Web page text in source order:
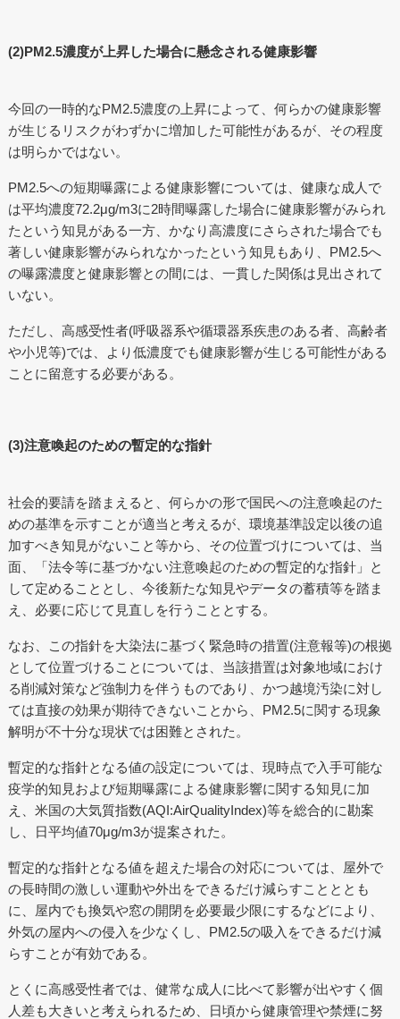
(2)PM2.5濃度が上昇した場合に懸念される健康影響
今回の一時的なPM2.5濃度の上昇によって、何らかの健康影響
が生じるリスクがわずかに増加した可能性があるが、その程度
は明らかではない。
PM2.5への短期曝露による健康影響については、健康な成人で
は平均濃度72.2μg/m3に2時間曝露した場合に健康影響がみられ
たという知見がある一方、かなり高濃度にさらされた場合でも
著しい健康影響がみられなかったという知見もあり、PM2.5へ
の曝露濃度と健康影響との間には、一貫した関係は見出されて
いない。
ただし、高感受性者(呼吸器系や循環器系疾患のある者、高齢者
や小児等)では、より低濃度でも健康影響が生じる可能性がある
ことに留意する必要がある。
(3)注意喚起のための暫定的な指針
社会的要請を踏まえると、何らかの形で国民への注意喚起のた
めの基準を示すことが適当と考えるが、環境基準設定以後の追
加すべき知見がないこと等から、その位置づけについては、当
面、「法令等に基づかない注意喚起のための暫定的な指針」と
して定めることとし、今後新たな知見やデータの蓄積等を踏ま
え、必要に応じて見直しを行うこととする。
なお、この指針を大染法に基づく緊急時の措置(注意報等)の根拠
として位置づけることについては、当該措置は対象地域におけ
る削減対策など強制力を伴うものであり、かつ越境汚染に対し
ては直接の効果が期待できないことから、PM2.5に関する現象
解明が不十分な現状では困難とされた。
暫定的な指針となる値の設定については、現時点で入手可能な
疫学的知見および短期曝露による健康影響に関する知見に加
え、米国の大気質指数(AQI:AirQualityIndex)等を総合的に勘案
し、日平均値70μg/m3が提案された。
暫定的な指針となる値を超えた場合の対応については、屋外で
の長時間の激しい運動や外出をできるだけ減らすことととも
に、屋内でも換気や窓の開閉を必要最少限にするなどにより、
外気の屋内への侵入を少なくし、PM2.5の吸入をできるだけ減
らすことが有効である。
とくに高感受性者では、健常な成人に比べて影響が出やすく個
人差も大きいと考えられるため、日頃から健康管理や禁煙に努